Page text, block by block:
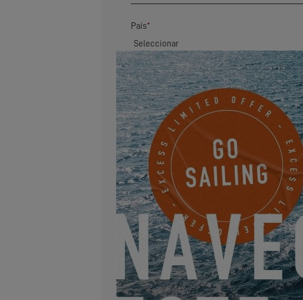
País*
Código postal*
Dirección
Correo electrónico *
Deseo recibir por correo electrónico